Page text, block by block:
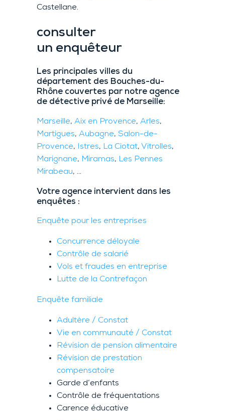
Castellane.
consulter
un enquêteur
Les principales villes du
département des Bouches-du-
Rhône couvertes par notre agence
de détective privé de Marseille:
Marseille, Aix en Provence, Arles,
Martigues, Aubagne, Salon-de-
Provence, Istres, La Ciotat, Vitrolles,
Marignane, Miramas, Les Pennes
Mirabeau, …
Votre agence intervient dans les
enquêtes :
Enquête pour les entreprises
Concurrence déloyale
Contrôle de salarié
Vols et fraudes en entreprise
Lutte de la Contrefaçon
Enquête familiale
Adultère / Constat
Vie en communauté / Constat
Révision de pension alimentaire
Révision de prestation
compensatoire
Garde d’enfants
Contrôle de fréquentations
Carence éducative